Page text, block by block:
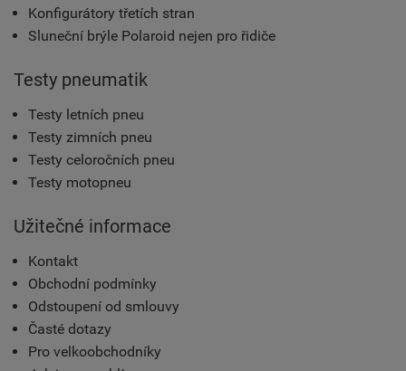
Konfigurátory třetích stran
Sluneční brýle Polaroid nejen pro řidiče
Testy pneumatik
Testy letních pneu
Testy zimních pneu
Testy celoročních pneu
Testy motopneu
Užitečné informace
Kontakt
Obchodní podmínky
Odstoupení od smlouvy
Časté dotazy
Pro velkoobchodníky